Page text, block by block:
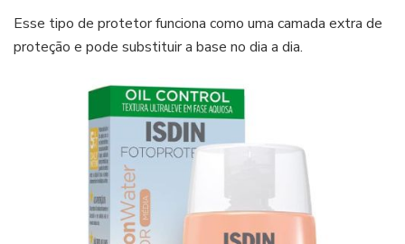
Esse tipo de protetor funciona como uma camada extra de
proteção e pode substituir a base no dia a dia.